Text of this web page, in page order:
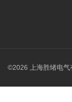
©2026 上海胜绪电气